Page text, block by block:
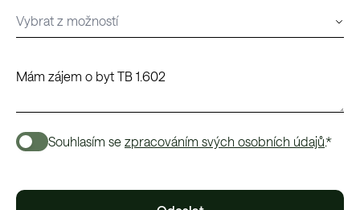
Souhlasím se zpracováním svých osobních údajů.*